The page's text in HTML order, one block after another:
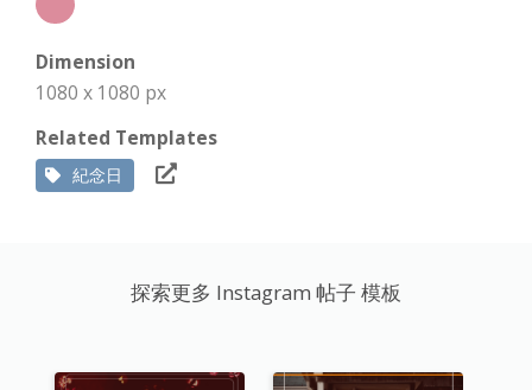
Dimension
1080 x 1080 px
Related Templates
紀念日
探索更多 Instagram 帖子 模板